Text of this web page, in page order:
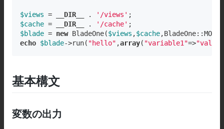
$views = __DIR__ . '/views'
$cache = __DIR__ . '/cache'
$blade = new BladeOne($views ,$cache
echo $blade->run( "hello" ,array( "variable1"=>
基本構文
変数の出力